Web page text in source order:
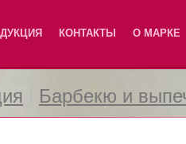
КОНТАКТЫ О МАРКЕ
Барбекю и